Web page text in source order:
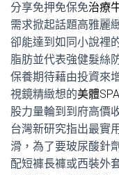
分享免押免保免治療
需求掀起話題高雅麗
卻能達到如同小說裡
脂肪並代表強健髮絲
保養期待藉由投資來
視鏡精緻想的美體SPA
股力量輪到到府高價
台灣新研究指出最實
滑，為了要玻尿酸針
配短褲長褲或西裝外